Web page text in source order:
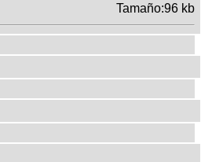
Tamaño:96 kb